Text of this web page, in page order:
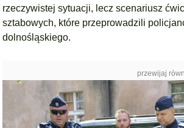
rzeczywistej sytuacji, lecz scenariusz
sztabowych, które przeprowadzili
dolnośląskiego.
przewijaj